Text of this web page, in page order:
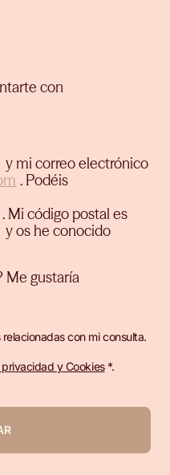
con
y mi correo electrónico
. Podéis
. Mi código postal es
y os he conocido
Me gustaría
con mi consulta.
y Cookies*.